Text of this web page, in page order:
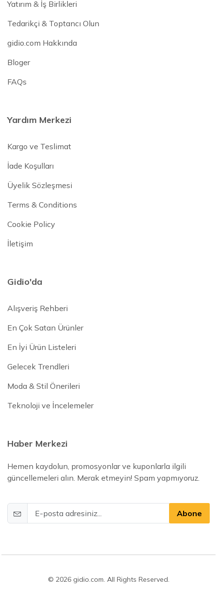
Yatırım & İş Birlikleri
Tedarikçi & Toptancı Olun
gidio.com Hakkında
Bloger
FAQs
Yardım Merkezi
Kargo ve Teslimat
İade Koşulları
Üyelik Sözleşmesi
Terms & Conditions
Cookie Policy
İletişim
Gidio'da
Alışveriş Rehberi
En Çok Satan Ürünler
En İyi Ürün Listeleri
Gelecek Trendleri
Moda & Stil Önerileri
Teknoloji ve İncelemeler
Haber Merkezi
Hemen kaydolun, promosyonlar ve kuponlarla ilgili
güncellemeleri alın. Merak etmeyin! Spam yapmıyoruz.
Abone
© 2026 gidio.com. All Rights Reserved.